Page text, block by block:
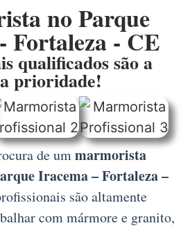
no Parque
Fortaleza - CE
qualificados são a
prioridade!
de ummarmorista
Iracema – Fortaleza –
são altamente
com mármore e granito,